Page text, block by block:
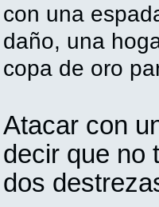
con una
daño, una
copa de oro
Atacar con
decir que no
dos